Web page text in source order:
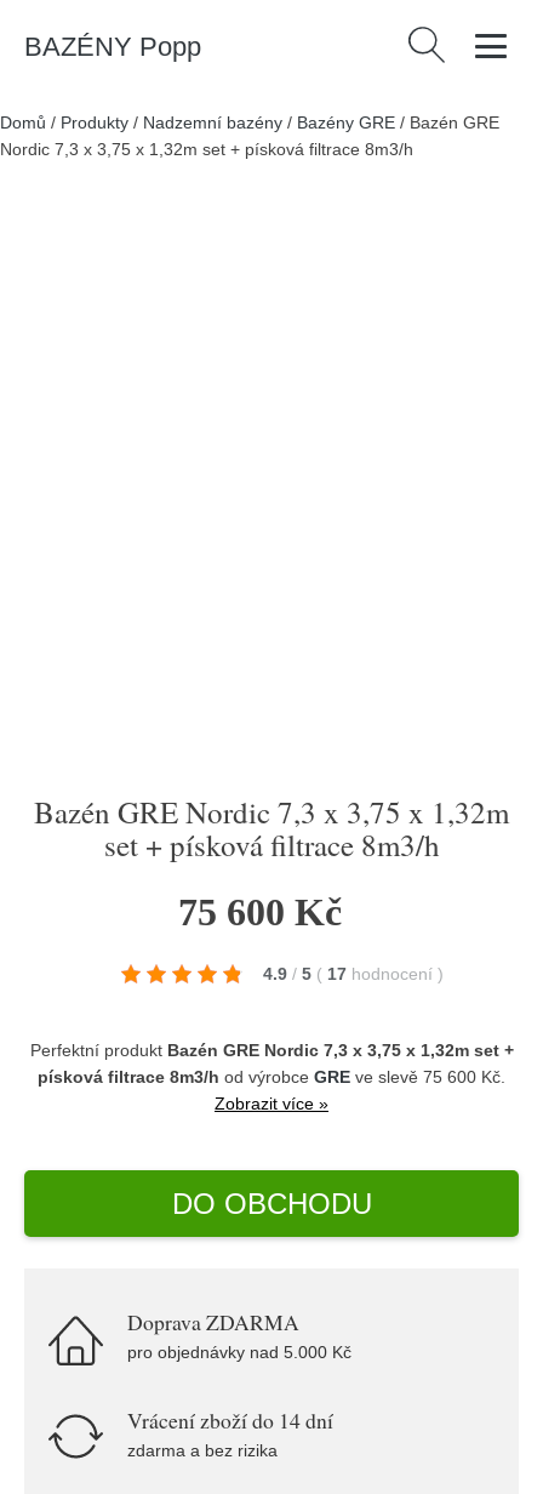
BAZÉNY Popp Vyhledávání
Domů / Produkty / Nadzemní bazény / Bazény GRE / Bazén GRE
Nordic 7,3 x 3,75 x 1,32m set + písková filtrace 8m3/h
Bazén GRE Nordic 7,3 x 3,75 x 1,32m
set + písková filtrace 8m3/h
75 600 Kč
4.9 / 5 ( 17 hodnocení )
Perfektní produkt Bazén GRE Nordic 7,3 x 3,75 x 1,32m set +
písková filtrace 8m3/h od výrobce GRE ve slevě 75 600 Kč.
Zobrazit více »
DO OBCHODU
Doprava ZDARMA
pro objednávky nad 5.000 Kč
Vrácení zboží do 14 dní
zdarma a bez rizika